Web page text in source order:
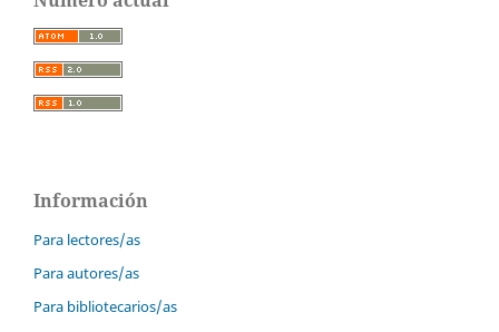
Información
Para lectores/as
Para autores/as
Para bibliotecarios/as